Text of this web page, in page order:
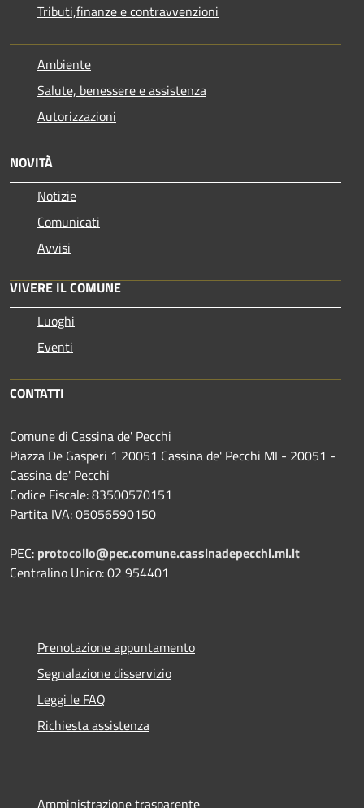
Tributi,finanze e contravvenzioni
Ambiente
Salute, benessere e assistenza
Autorizzazioni
NOVITÀ
Notizie
Comunicati
Avvisi
VIVERE IL COMUNE
Luoghi
Eventi
CONTATTI
Comune di Cassina de' Pecchi
Piazza De Gasperi 1 20051 Cassina de' Pecchi MI - 20051 -
Cassina de' Pecchi
Codice Fiscale: 83500570151
Partita IVA: 05056590150
PEC: protocollo@pec.comune.cassinadepecchi.mi.it
Centralino Unico: 02 954401
Prenotazione appuntamento
Segnalazione disservizio
Leggi le FAQ
Richiesta assistenza
Amministrazione trasparente